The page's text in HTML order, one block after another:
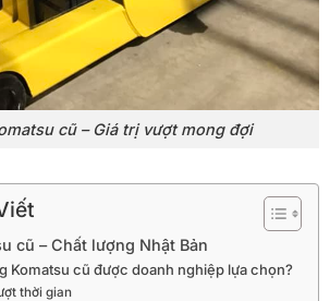
cũ – Giá trị vượt mong đợi
cũ – Chất lượng Nhật Bản
Komatsu cũ được doanh nghiệp lựa chọn?
thời gian